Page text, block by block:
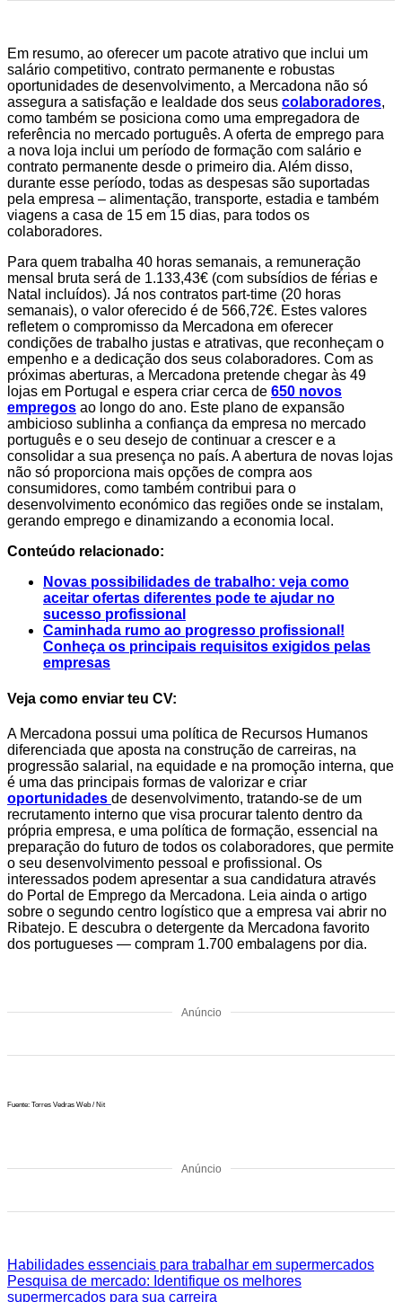
Em resumo, ao oferecer um pacote atrativo que inclui um
salário competitivo, contrato permanente e robustas
oportunidades de desenvolvimento, a Mercadona não só
assegura a satisfação e lealdade dos seus colaboradores,
como também se posiciona como uma empregadora de
referência no mercado português. A oferta de emprego para
a nova loja inclui um período de formação com salário e
contrato permanente desde o primeiro dia. Além disso,
durante esse período, todas as despesas são suportadas
pela empresa – alimentação, transporte, estadia e também
viagens a casa de 15 em 15 dias, para todos os
colaboradores.
Para quem trabalha 40 horas semanais, a remuneração
mensal bruta será de 1.133,43€ (com subsídios de férias e
Natal incluídos). Já nos contratos part-time (20 horas
semanais), o valor oferecido é de 566,72€. Estes valores
refletem o compromisso da Mercadona em oferecer
condições de trabalho justas e atrativas, que reconheçam o
empenho e a dedicação dos seus colaboradores. Com as
próximas aberturas, a Mercadona pretende chegar às 49
lojas em Portugal e espera criar cerca de 650 novos
empregos ao longo do ano. Este plano de expansão
ambicioso sublinha a confiança da empresa no mercado
português e o seu desejo de continuar a crescer e a
consolidar a sua presença no país. A abertura de novas lojas
não só proporciona mais opções de compra aos
consumidores, como também contribui para o
desenvolvimento económico das regiões onde se instalam,
gerando emprego e dinamizando a economia local.
Conteúdo relacionado:
Novas possibilidades de trabalho: veja como
aceitar ofertas diferentes pode te ajudar no
sucesso profissional
Caminhada rumo ao progresso profissional!
Conheça os principais requisitos exigidos pelas
empresas
Veja como enviar teu CV:
A Mercadona possui uma política de Recursos Humanos
diferenciada que aposta na construção de carreiras, na
progressão salarial, na equidade e na promoção interna, que
é uma das principais formas de valorizar e criar
oportunidades de desenvolvimento, tratando-se de um
recrutamento interno que visa procurar talento dentro da
própria empresa, e uma política de formação, essencial na
preparação do futuro de todos os colaboradores, que permite
o seu desenvolvimento pessoal e profissional. Os
interessados podem apresentar a sua candidatura através
do Portal de Emprego da Mercadona. Leia ainda o artigo
sobre o segundo centro logístico que a empresa vai abrir no
Ribatejo. E descubra o detergente da Mercadona favorito
dos portugueses — compram 1.700 embalagens por dia.
Anúncio
Fuente: Torres Vedras Web / Nit
Anúncio
Habilidades essenciais para trabalhar em supermercados
Pesquisa de mercado: Identifique os melhores
supermercados para sua carreira